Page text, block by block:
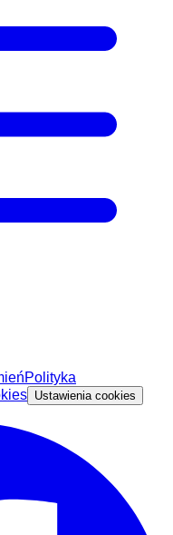
Polityka
Ustawienia cookies